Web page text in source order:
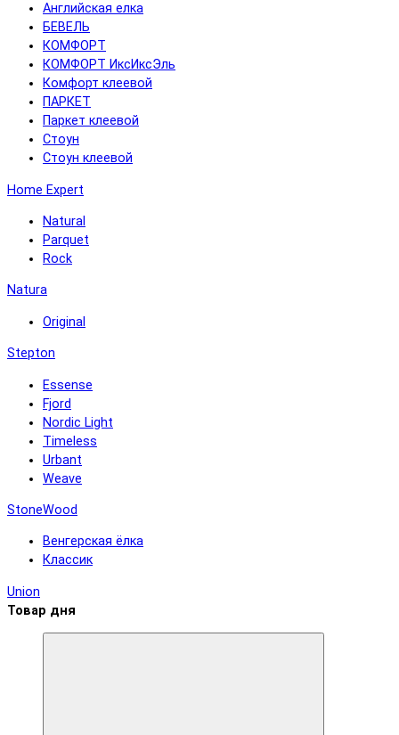
Английская елка
БЕВЕЛЬ
КОМФОРТ
КОМФОРТ ИксИксЭль
Комфорт клеевой
ПАРКЕТ
Паркет клеевой
Стоун
Стоун клеевой
Home Expert
Natural
Parquet
Rock
Natura
Original
Stepton
Essense
Fjord
Nordic Light
Timeless
Urbant
Weave
StoneWood
Венгерская ёлка
Классик
Union
Товар дня